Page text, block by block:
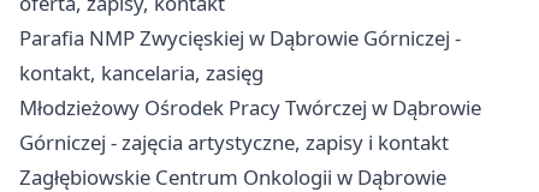
Parafia NMP Zwycięskiej w Dąbrowie Górniczej -
kontakt, kancelaria, zasięg
Młodzieżowy Ośrodek Pracy Twórczej w Dąbrowie
Górniczej - zajęcia artystyczne, zapisy i kontakt
Zagłębiowskie Centrum Onkologii w Dąbrowie